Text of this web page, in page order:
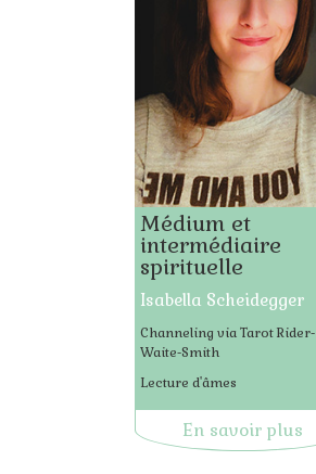
Médium et
intermédiaire
spirituelle
Isabella Scheidegger
Channeling via Tarot Rider-
Waite-Smith
Lecture d'âmes
En savoir plus